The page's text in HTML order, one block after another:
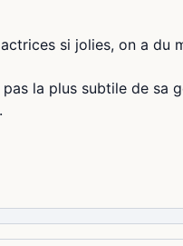
si jolies, on a du
la plus subtile de sa